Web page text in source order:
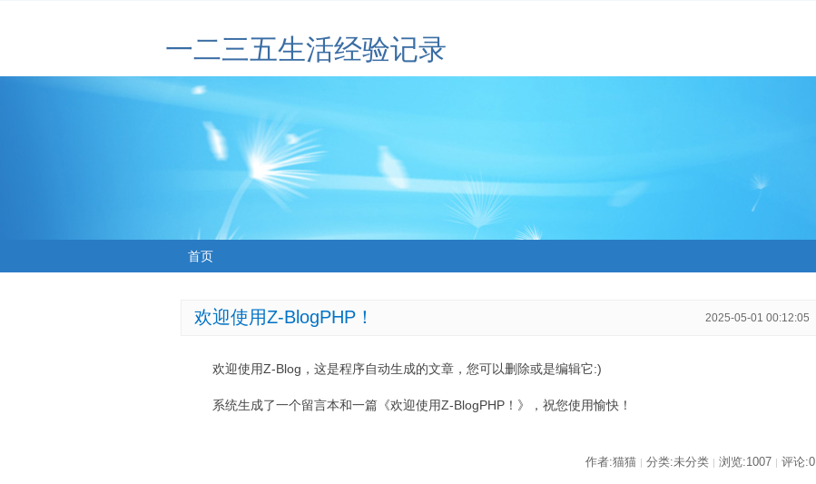
一二三五生活经验记录
首页
欢迎使用Z-BlogPHP！ 2025-05-01 00:12:05
欢迎使用Z-Blog，这是程序自动生成的文章，您可以删除或是编辑它:)
系统生成了一个留言本和一篇《欢迎使用Z-BlogPHP！》，祝您使用愉快！
作者:猫猫 | 分类:未分类 | 浏览:1007 | 评论:0